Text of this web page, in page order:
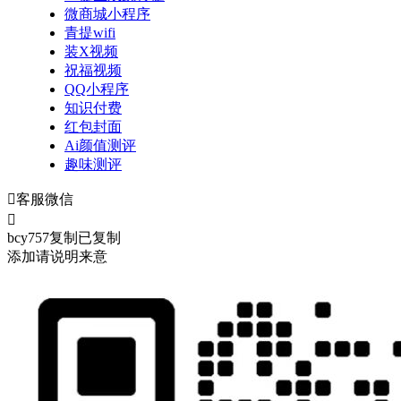
微商城小程序
青提wifi
装X视频
祝福视频
QQ小程序
知识付费
红包封面
Ai颜值测评
趣味测评
客服微信

bcy757复制 已复制
添加请说明来意